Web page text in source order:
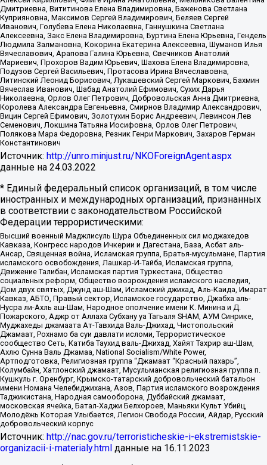
Дмитриевна, Вититинова Елена Владимировна, Баженова Светлана
Куприяновна, Максимов Сергей Владимирович, Беляев Сергей
Иванович, Голубева Елена Николаевна, Ганнушкина Светлана
Алексеевна, Закс Елена Владимировна, Буртина Елена Юрьевна, Гендель
Людмила Залмановна, Кокорина Екатерина Алексеевна, Шуманов Илья
Вячеславович, Арапова Галина Юрьевна, Свечников Анатолий
Мариевич, Прохоров Вадим Юрьевич, Шахова Елена Владимировна,
Подузов Сергей Васильевич, Протасова Ирина Вячеславовна,
Литинский Леонид Борисович, Лукашевский Сергей Маркович, Бахмин
Вячеслав Иванович, Шабад Анатолий Ефимович, Сухих Дарья
Николаевна, Орлов Олег Петрович, Добровольская Анна Дмитриевна,
Королева Александра Евгеньевна, Смирнов Владимир Александрович,
Вицин Сергей Ефимович, Золотухин Борис Андреевич, Левинсон Лев
Семенович, Локшина Татьяна Иосифовна, Орлов Олег Петрович,
Полякова Мара Федоровна, Резник Генри Маркович, Захаров Герман
Константинович
Источник: http://unro.minjust.ru/NKOForeignAgent.aspx
данные на 24.03.2022
* Единый федеральный список организаций, в том числе
иностранных и международных организаций, признанных
в соответствии с законодательством Российской
Федерации террористическими:
Высший военный Маджлисуль Шура Объединенных сил моджахедов
Кавказа, Конгресс народов Ичкерии и Дагестана, База, Асбат аль-
Ансар, Священная война, Исламская группа, Братья-мусульмане, Партия
исламского освобождения, Лашкар-И-Тайба, Исламская группа,
Движение Талибан, Исламская партия Туркестана, Общество
социальных реформ, Общество возрождения исламского наследия,
Дом двух святых, Джунд аш-Шам, Исламский джихад, Аль-Каида, Имарат
Кавказ, АБТО, Правый сектор, Исламское государство, Джабха аль-
Нусра ли-Ахль аш-Шам, Народное ополчение имени К. Минина и Д.
Пожарского, Аджр от Аллаха Субхану уа Тагьаля SHAM, АУМ Синрике,
Муджахеды джамаата Ат-Тавхида Валь-Джихад, Чистопольский
Джамаат, Рохнамо ба суи давлати исломи, Террористическое
сообщество Сеть, Катиба Таухид валь-Джихад, Хайят Тахрир аш-Шам,
Ахлю Сунна Валь Джамаа, National Socialism/White Power,
Артподготовка, Религиозная группа “Джамаат “Красный пахарь”,
Колумбайн, Хатлонский джамаат, Мусульманская религиозная группа п.
Кушкуль г. Оренбург, Крымско-татарский добровольческий батальон
имени Номана Челебиджихана, Азов, Партия исламского возрождения
Таджикистана, Народная самооборона, Дуббайский джамаат,
московская ячейка, Батал-Хаджи Белхороев, Маньяки Культ Убийц,
Молодёжь Которая Улыбается, Легион Свобода России, Айдар, Русский
добровольческий корпус
Источник: http://nac.gov.ru/terroristicheskie-i-ekstremistskie-
organizacii-i-materialy.html данные на 16.11.2023